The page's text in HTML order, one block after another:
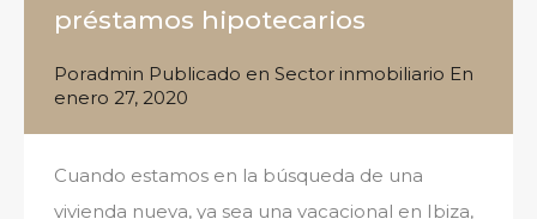
préstamos hipotecarios
Poradmin Publicado en Sector inmobiliario En
enero 27, 2020
Cuando estamos en la búsqueda de una
vivienda nueva, ya sea una vacacional en Ibiza,